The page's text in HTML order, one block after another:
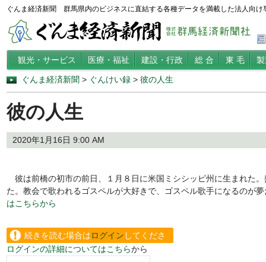
ぐんま経済新聞 群馬県内のビジネスに直結する各種データを満載した法人向け
観光・サービス 医療・福祉 建設・行政 総 合 東 毛
ぐんま経済新聞 > ぐんけい録 > 彼の人生
彼の人生
2020年1月16日 9:00 AM
彼は前橋の初市の前日、１月８日に米国ミシシッピ州に生まれた
た。教会で歌われるゴスペルが大好きで、ゴスペル歌手になるのが
はこちらから
続きを読む場合はログイン してくださ
い。
ログインの詳細についてはこちらから